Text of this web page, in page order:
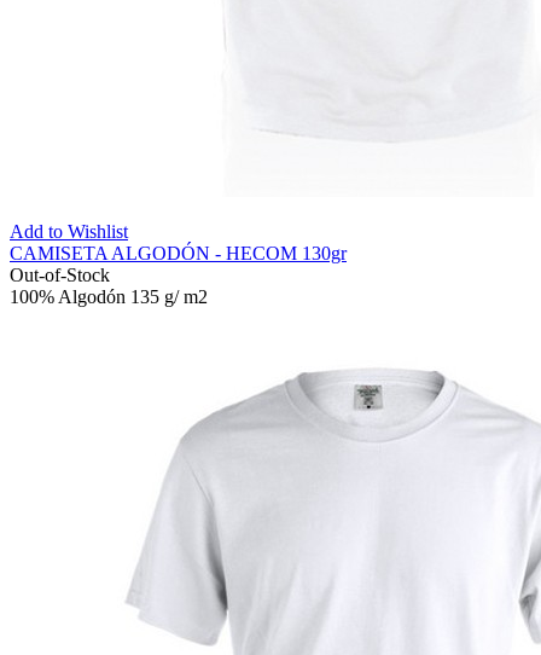
Add to Wishlist
CAMISETA ALGODÓN - HECOM 130gr
Out-of-Stock
100% Algodón 135 g/ m2